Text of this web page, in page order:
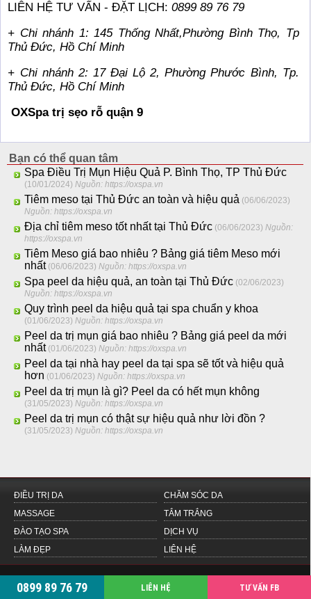
LIÊN HỆ TƯ VẤN - ĐẶT LỊCH:0899 89 76 79
+ Chi nhánh 1: 145 Thống Nhất,Phường Bình Thọ, Tp
Thủ Đức, Hồ Chí Minh
+ Chi nhánh 2: 17 Đại Lộ 2, Phường Phước Bình, Tp.
Thủ Đức, Hồ Chí Minh
OXSpa trị sẹo rỗ quận 9
Bạn có thể quan tâm
Spa Điều Trị Mụn Hiệu Quả P. Bình Thọ, TP Thủ Đức
(10/01/2024)Nguồn: https://oxspa.vn
Tiêm meso tại Thủ Đức an toàn và hiệu quả (06/06/2023)
Nguồn: https://oxspa.vn
Địa chỉ tiêm meso tốt nhất tại Thủ Đức (06/06/2023)Nguồn:
https://oxspa.vn
Tiêm Meso giá bao nhiêu ? Bảng giá tiêm Meso mới
nhất (06/06/2023)Nguồn: https://oxspa.vn
Spa peel da hiệu quả, an toàn tại Thủ Đức (02/06/2023)
Nguồn: https://oxspa.vn
Quy trình peel da hiệu quả tại spa chuẩn y khoa
(01/06/2023)Nguồn: https://oxspa.vn
Peel da trị mụn giá bao nhiêu ? Bảng giá peel da mới
nhất (01/06/2023)Nguồn: https://oxspa.vn
Peel da tại nhà hay peel da tại spa sẽ tốt và hiệu quả
hơn (01/06/2023)Nguồn: https://oxspa.vn
Peel da trị mụn là gì? Peel da có hết mụn không
(31/05/2023)Nguồn: https://oxspa.vn
Peel da trị mụn có thật sự hiệu quả như lời đồn ?
(31/05/2023)Nguồn: https://oxspa.vn
ĐIỀU TRỊ DA
CHĂM SÓC DA
MASSAGE
TẮM TRẮNG
ĐÀO TẠO SPA
DỊCH VỤ
LÀM ĐẸP
LIÊN HỆ
Oxspa | Hotline: 0899 89 76 79 | Email: orisspa@gmail.com|oxspa.vn
0899 89 76 79 LIÊN HỆ TƯ VẤN FB